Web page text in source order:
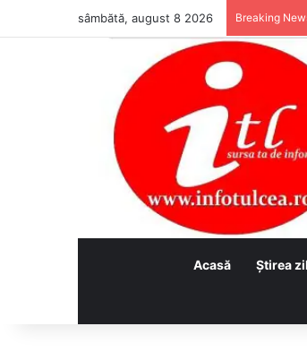
sâmbătă, august 8 2026 Breaking
Acasă Ştirea